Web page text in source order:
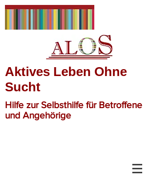
Aktives Leben Ohne
Sucht
Hilfe zur Selbsthilfe für Betroffene
und Angehörige